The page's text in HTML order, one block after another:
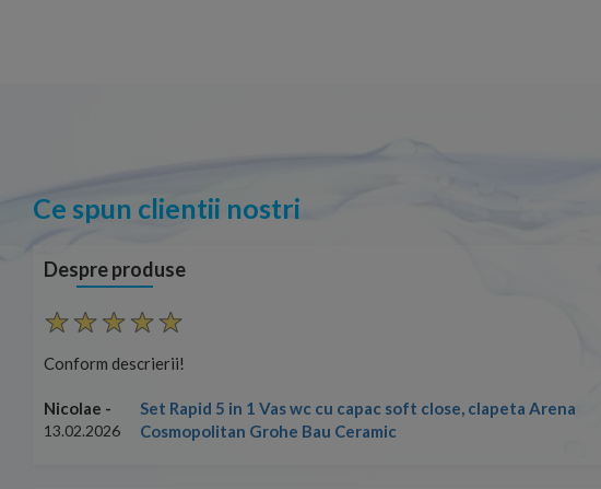
Ce spun clientii nostri
Despre produse
Conform descrierii!
Nicolae -
13.02.2026
Set Rapid 5 in 1 Vas wc cu capac soft close, clapeta Arena
Cosmopolitan Grohe Bau Ceramic